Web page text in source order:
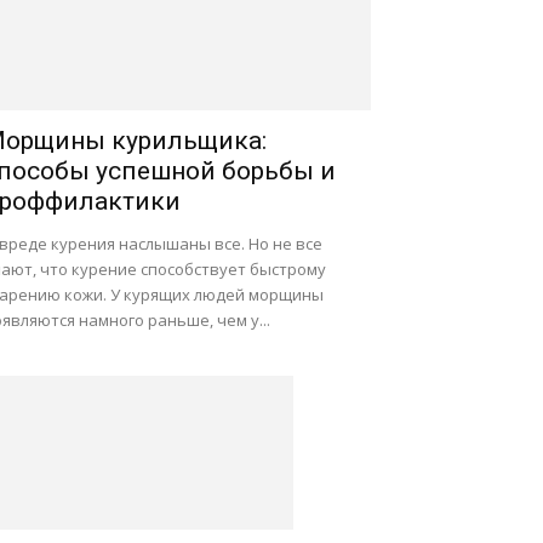
курильщика:
успешной борьбы и
курения наслышаны все. Но не все
что курение способствует быстрому
кожи. У курящих людей морщины
намного раньше, чем у...